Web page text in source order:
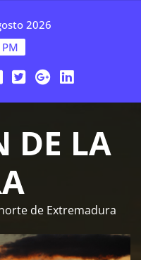
2026
DE LA
de Extremadura